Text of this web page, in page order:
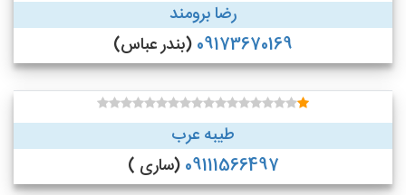
رضا برومند
09173670169 (بندر عباس)
طیبه عرب
09111566497 (ساری )